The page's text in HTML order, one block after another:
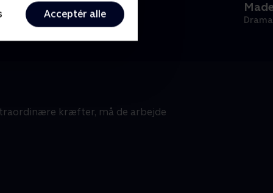
Acceptér alle
Kollegiet
• 1 sæsoner
kræfter, må de arbejde